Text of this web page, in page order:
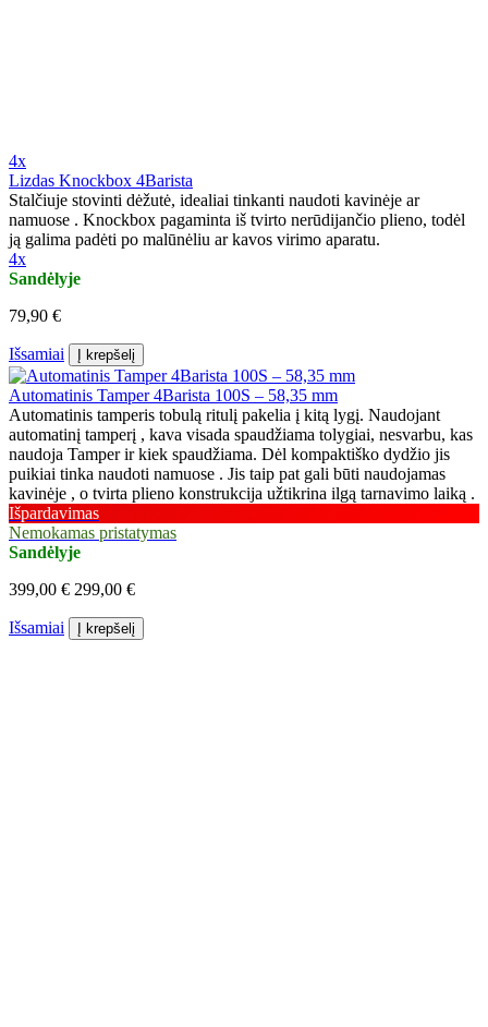
4x
Lizdas Knockbox 4Barista
Stalčiuje stovinti dėžutė, idealiai tinkanti naudoti kavinėje ar
namuose . Knockbox pagaminta iš tvirto nerūdijančio plieno, todėl
ją galima padėti po malūnėliu ar kavos virimo aparatu.
4x
Sandėlyje
79,90 €
Išsamiai Į krepšelį
Automatinis Tamper 4Barista 100S – 58,35 mm
Automatinis tamperis tobulą ritulį pakelia į kitą lygį. Naudojant
automatinį tamperį , kava visada spaudžiama tolygiai, nesvarbu, kas
naudoja Tamper ir kiek spaudžiama. Dėl kompaktiško dydžio jis
puikiai tinka naudoti namuose . Jis taip pat gali būti naudojamas
kavinėje , o tvirta plieno konstrukcija užtikrina ilgą tarnavimo laiką .
Išpardavimas
Nemokamas pristatymas
Sandėlyje
399,00 € 299,00 €
Išsamiai Į krepšelį